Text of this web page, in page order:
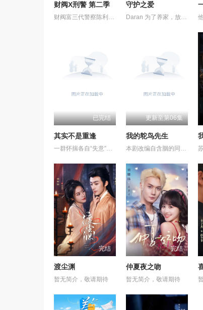
财阀X刑警 第二季
财阀富三代警察陈利手（安普贤 饰）华丽回归，完美蜕变为成熟专业的刑警，继续以财力同实力展开查案历险记。新上司朱惠拉（郑恩彩 饰）空降，两个性格不合的拍挡将联手破案。
守护之爱
Daran 为了养家，放弃了上大学的梦想，高中毕业后便开始工作。然而，她一直难以找到稳定的工作，最终只能在一家广播电视公司担任保安。 命运弄人，她在那里重逢了高中时期深爱的前男友 Rangsiman。如今的 Rangsiman 已经成为电视台的高层主管，事业有成，并且已经与另一位女性订婚。 年轻时，两人曾深爱彼此，却因为误会和彼此隐瞒的秘密而分手。多年后再次相遇，Rangsiman 发现自己始终无法忘记 Daran。他想知道，当年她为什么突然离开自己，以及这些年她究竟经历了什么，才会走到今天这一步。 随着真相一点点揭开，两人不得不面对过去的伤痛、彼此的愧疚，以及现实中的重重阻碍，包括 Rangsiman 的婚约。
已完结
其实不是重逢
更新至第06集
我的鸵鸟先生
完结
渡尘渊
暂无简介，敬请期待
完结
仲夏夜之吻
暂无简介，敬请期待